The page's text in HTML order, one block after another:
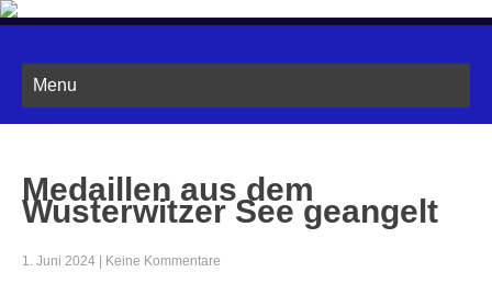
ROSTOCKER KANU CLUB
Menu
Medaillen aus dem
Wusterwitzer See geangelt
1. Juni 2024 Keine Kommentare